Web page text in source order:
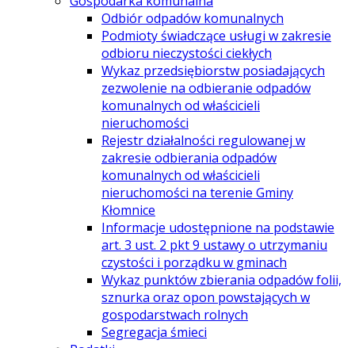
Odbiór odpadów komunalnych
Podmioty świadczące usługi w zakresie
odbioru nieczystości ciekłych
Wykaz przedsiębiorstw posiadających
zezwolenie na odbieranie odpadów
komunalnych od właścicieli
nieruchomości
Rejestr działalności regulowanej w
zakresie odbierania odpadów
komunalnych od właścicieli
nieruchomości na terenie Gminy
Kłomnice
Informacje udostępnione na podstawie
art. 3 ust. 2 pkt 9 ustawy o utrzymaniu
czystości i porządku w gminach
Wykaz punktów zbierania odpadów folii,
sznurka oraz opon powstających w
gospodarstwach rolnych
Segregacja śmieci